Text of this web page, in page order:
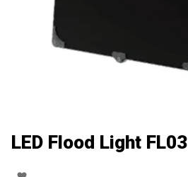
LED Flood Light FL03